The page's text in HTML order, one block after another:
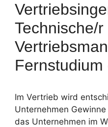
Technische/r
Fernstudium
Im Vertrieb wird
Unternehmen
das Unternehmen im